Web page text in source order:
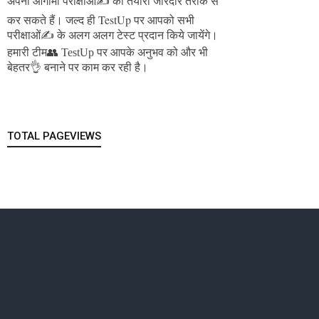
कर सकते हैं।जल्द ही TestUp पर आपको सभी
परीक्षाओं✍️ के अलग अलग टेस्ट प्रदान किये जायेंगे।
हमारी टीम👥 TestUp पर आपके अनुभव को और भी
बेहतर👌 बनाने पर काम कर रही है।
TOTAL PAGEVIEWS